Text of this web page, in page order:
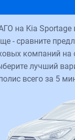
на Kia Sportage
- сравните
компаний на
лучший
всего за 5